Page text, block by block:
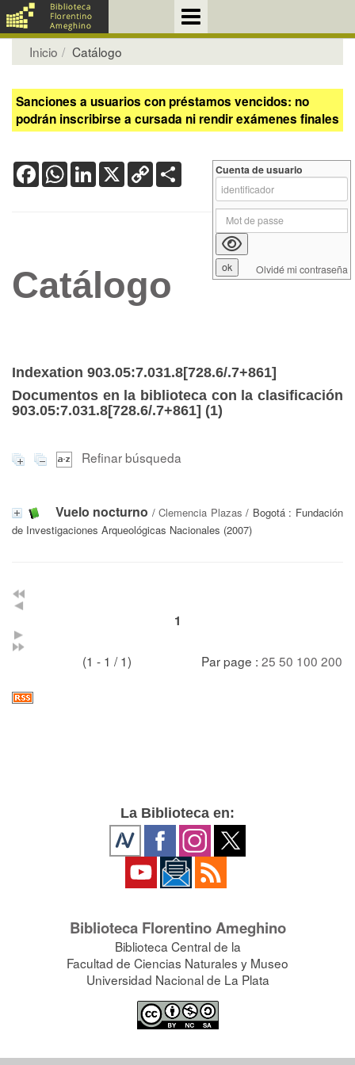
Inicio Catálogo
Sanciones a usuarios con préstamos vencidos: no
podrán inscribirse a cursada ni rendir exámenes finales
FacebookWhatsApp
LinkedIn
X Copy
Link
Catálogo
Indexation 903.05:7.031.8[728.6/.7+861]
Documentos en la biblioteca con la clasificación
903.05:7.031.8[728.6/.7+861] (1)
Refinar búsqueda
Vuelo nocturno /Clemencia Plazas / Bogotá : Fundación
de Investigaciones Arqueológicas Nacionales (2007)
1
(1 - 1 / 1) Par page : 25 50 100 200
Cuenta de usuario
Olvidé mi contraseña
La Biblioteca en:
Biblioteca Florentino Ameghino
Biblioteca Central de la
Facultad de Ciencias Naturales y Museo
Universidad Nacional de La Plata